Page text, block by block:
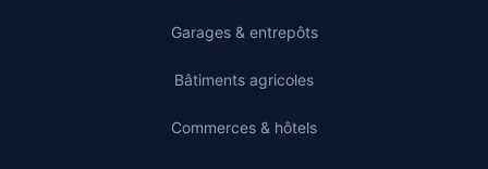
Garages & entrepôts
Bâtiments agricoles
Commerces & hôtels